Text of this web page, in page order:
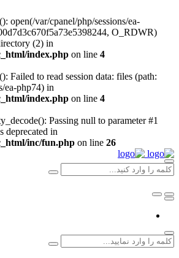
open(/var/cpanel/php/sessions/ea-
O_RDWR)
(2) in
index.php on line 4
Failed to read session data: files (path:
ea-php74) in
index.php on line 4
Passing null to parameter #1
deprecated in
inc/fun.php on line 26